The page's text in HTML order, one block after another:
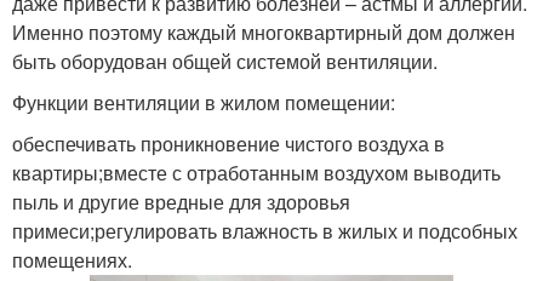
Именно поэтому каждый многоквартирный дом должен
быть оборудован общей системой вентиляции.
Функции вентиляции в жилом помещении:
обеспечивать проникновение чистого воздуха в
квартиры;вместе с отработанным воздухом выводить
пыль и другие вредные для здоровья
примеси;регулировать влажность в жилых и подсобных
помещениях.